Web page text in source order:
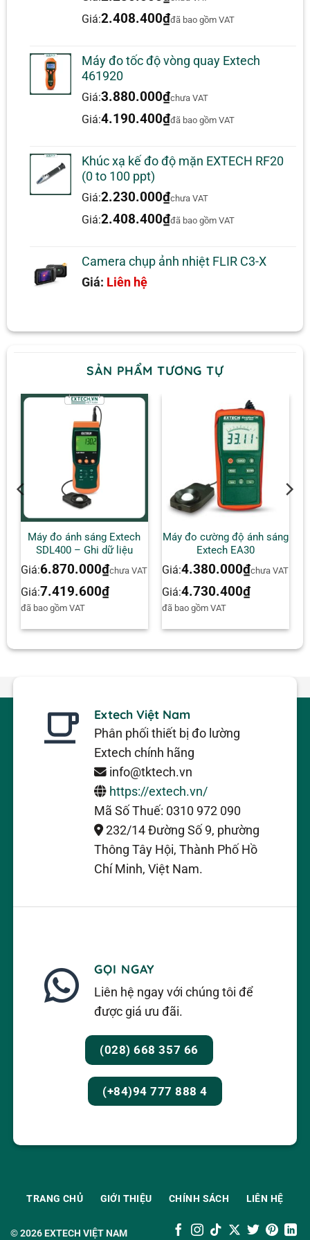
dựa trên
đánh giá
Giá:2.408.400₫đã bao gồm VAT
Máy đo tốc độ vòng quay Extech
461920
Giá:3.880.000₫chưa VAT
Giá:4.190.400₫đã bao gồm VAT
Khúc xạ kế đo độ mặn EXTECH RF20
(0 to 100 ppt)
Giá:2.230.000₫chưa VAT
Giá:2.408.400₫đã bao gồm VAT
Camera chụp ảnh nhiệt FLIR C3-X
Giá: Liên hệ
SẢN PHẨM TƯƠNG TỰ
Máy đo ánh sáng Extech
SDL400 – Ghi dữ liệu
Giá:6.870.000₫chưa VAT
Giá:7.419.600₫
đã bao gồm VAT
Máy đo cường độ ánh sáng
Extech EA30
Giá:4.380.000₫chưa VAT
Giá:4.730.400₫
đã bao gồm VAT
Extech Việt Nam
Phân phối thiết bị đo lường
Extech chính hãng
info@tktech.vn
https://extech.vn/
Mã Số Thuế: 0310 972 090
232/14 Đường Số 9, phường
Thông Tây Hội, Thành Phố Hồ
Chí Minh, Việt Nam.
GỌI NGAY
Liên hệ ngay với chúng tôi để
được giá ưu đãi.
(028) 668 357 66
(+84)94 777 888 4
© 2026EXTECH VIỆT NAM
TRANG CHỦ GIỚI THIỆU CHÍNH SÁCH LIÊN HỆ